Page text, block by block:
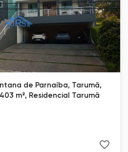
de Parnaíba, Tarumã,
m², Residencial Tarumã